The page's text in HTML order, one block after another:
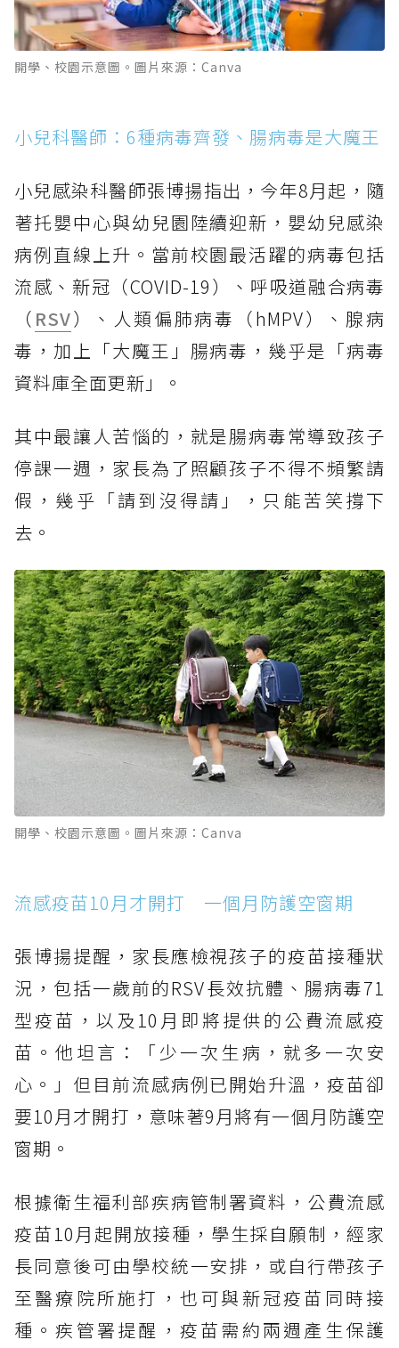
開學、校園示意圖。圖片來源：Canva
小兒科醫師：6種病毒齊發、腸病毒是大魔王
小兒感染科醫師張博揚指出，今年8月起，隨
著托嬰中心與幼兒園陸續迎新，嬰幼兒感染
病例直線上升。當前校園最活躍的病毒包括
流感、新冠（COVID-19）、呼吸道融合病毒
（ RSV）、人類偏肺病毒（hMPV）、腺病
毒，加上「大魔王」腸病毒，幾乎是「病毒
資料庫全面更新」。
其中最讓人苦惱的，就是腸病毒常導致孩子
停課一週，家長為了照顧孩子不得不頻繁請
假，幾乎「請到沒得請」，只能苦笑撐下
去。
開學、校園示意圖。圖片來源：Canva
流感疫苗10月才開打 一個月防護空窗期
張博揚提醒，家長應檢視孩子的疫苗接種狀
況，包括一歲前的RSV長效抗體、腸病毒71
型疫苗，以及10月即將提供的公費流感疫
苗。他坦言：「少一次生病，就多一次安
心。」但目前流感病例已開始升溫，疫苗卻
要10月才開打，意味著9月將有一個月防護空
窗期。
根據衛生福利部疾病管制署資料，公費流感
疫苗10月起開放接種，學生採自願制，經家
長同意後可由學校統一安排，或自行帶孩子
至醫療院所施打，也可與新冠疫苗同時接
種。疾管署提醒，疫苗需約兩週產生保護